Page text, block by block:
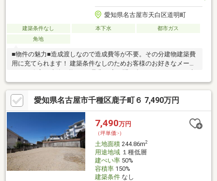
愛知県名古屋市天白区道明町
建築条件なし 本下水
都市ガス
角地
■物件の魅力■造成渡しなので造成費等が不要。その分建物建築費
用に充てられます！ 建築条件なしのためお客様のお好きなメーカ
ー、工務店で建築可能です♪是非一度お問い合わせください！■生
活環境■公園、保育園、小学校が近くに揃っているので子育て世
帯にも住みやすく安心の住環境♪周辺商業施設が充実♪スーパー徒
歩約6分、ドラッグストア徒歩約2分。毎日のお買い物も楽々で
す。青木内科まで徒歩約6分。急な病気のときも安心です。■周辺
環境■・八事東小学校 711ｍ 徒歩約9分 ・御幸山中学校
896ｍ 徒歩約12分
愛知県名古屋市千種区鹿子町６ 7,490万円
7,490万円
（坪単価:-）
土地面積244.86m2
用途地域１種低層
建ぺい率50%
容積率150%
建築条件なし